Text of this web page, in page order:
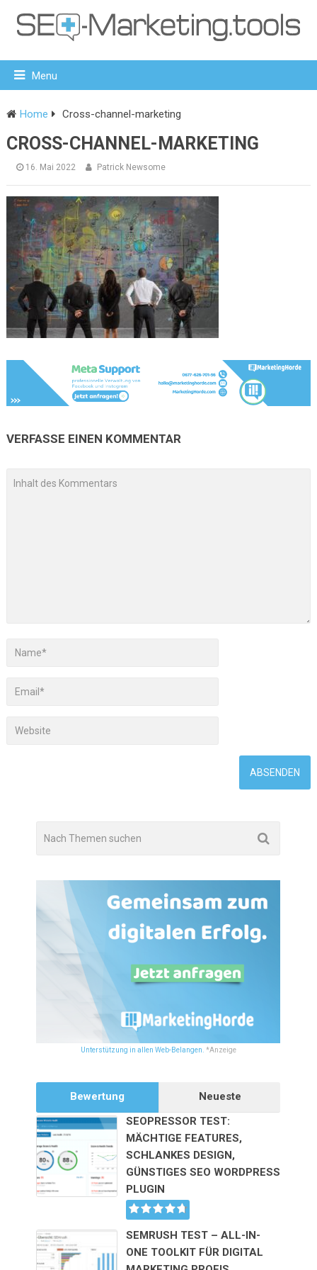
Menu
Home Cross-channel-marketing
CROSS-CHANNEL-MARKETING
16. Mai 2022 Patrick Newsome
VERFASSE EINEN KOMMENTAR
Unterstützung in allen Web-Belangen. *Anzeige
Bewertung
Neueste
SEOPRESSOR TEST:
MÄCHTIGE FEATURES,
SCHLANKES DESIGN,
GÜNSTIGES SEO WORDPRESS
PLUGIN
SEMRUSH TEST – ALL-IN-
ONE TOOLKIT FÜR DIGITAL